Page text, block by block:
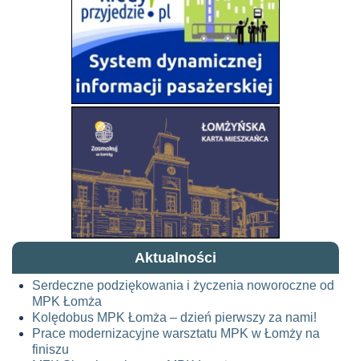
Aktualności
Serdeczne podziękowania i życzenia noworoczne od
MPK Łomża
Kolędobus MPK Łomża – dzień pierwszy za nami!
Prace modernizacyjne warsztatu MPK w Łomży na
finiszu